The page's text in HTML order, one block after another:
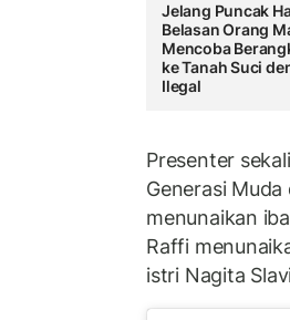
Jelang Puncak
Belasan Orang
Mencoba
ke Tanah Suci
Ilegal
Presenter
Generasi
menunaikan
Raffi
istri Nagita